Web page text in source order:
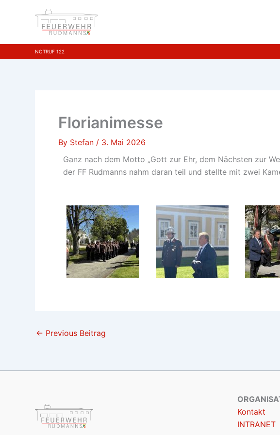
NOTRUF 122
Florianimesse
By Stefan / 3. Mai 2026
Ganz nach dem Motto „Gott zur Ehr, dem Nächsten zur
der FF Rudmanns nahm daran teil und stellte mit zwei
← Previous Beitrag
Kontakt
INTRANET